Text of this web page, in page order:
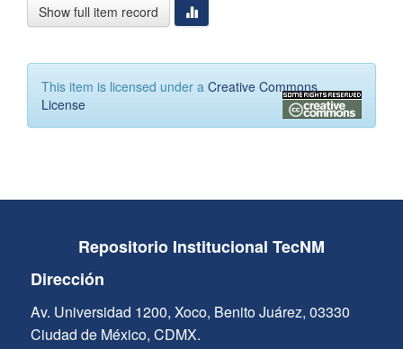
Show full item record
This item is licensed under a Creative Commons
License
Repositorio Institucional TecNM
Dirección
Av. Universidad 1200, Xoco, Benito Juárez, 03330
Ciudad de México, CDMX.